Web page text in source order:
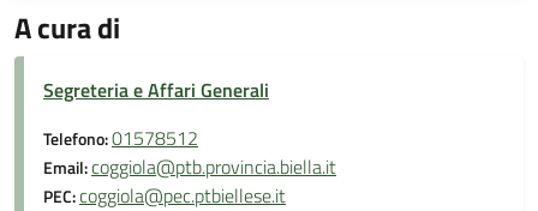
A cura di
Segreteria e Affari Generali
Telefono:01578512
Email:coggiola@ptb.provincia.biella.it
PEC:coggiola@pec.ptbiellese.it